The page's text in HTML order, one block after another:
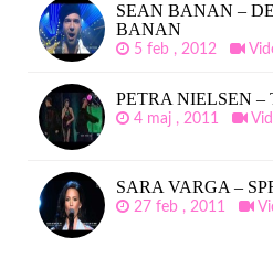
SEAN BANAN –
BANAN
5 feb , 2012
PETRA NIELSEN
4 maj , 2011
SARA VARGA –
27 feb , 2011